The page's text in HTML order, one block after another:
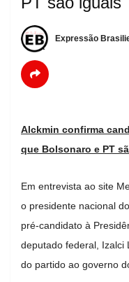
Expressão
Alckmin confirma
que Bolsonaro e PT
Em entrevista ao site
o presidente nacional
pré-candidato à
deputado federal, Izalci
do partido ao governo